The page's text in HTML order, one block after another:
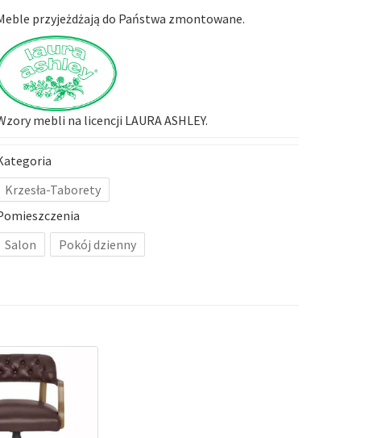
przyjeżdżają do Państwa zmontowane.
mebli na licencji LAURA ASHLEY.
Krzesła-Taborety
Salon
Pokój dzienny